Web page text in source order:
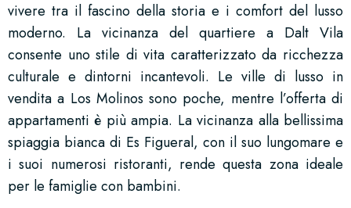
vivere tra il fascino della storia e i comfort del lusso
moderno. La vicinanza del quartiere a Dalt Vila
consente uno stile di vita caratterizzato da ricchezza
culturale e dintorni incantevoli. Le ville di lusso in
vendita a Los Molinos sono poche, mentre l’offerta di
appartamenti è più ampia. La vicinanza alla bellissima
spiaggia bianca di Es Figueral, con il suo lungomare e
i suoi numerosi ristoranti, rende questa zona ideale
per le famiglie con bambini.